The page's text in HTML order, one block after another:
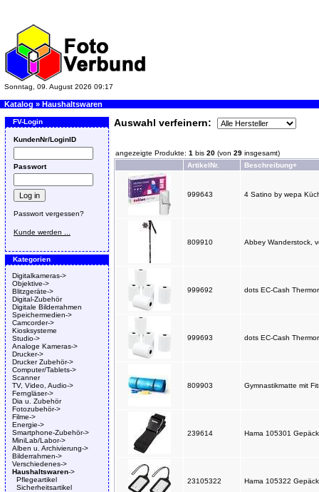
Sonntag, 09. August 2026 09:17
Katalog » Haushaltswaren
FV-Login
KundenNr/LoginID
Passwort
Passwort vergessen?
Kunde werden ...
Kategorien
Digitalkameras->
Objektive->
Blitzgeräte->
Digital-Zubehör
Digitale Bilderrahmen
Speichermedien->
Camcorder->
Kiosksysteme
Studio->
Analoge Kameras->
Drucker->
Drucker Zubehör->
Computer/Tablets->
Scanner
TV, Video, Audio->
Ferngläser->
Dia u. Zubehör
Fotozubehör->
Filme->
Energie->
Smartphone-Zubehör->
MiniLab/Labor->
Alben u. Archivierung->
Bilderrahmen->
Verschiedenes->
Haushaltswaren->
Pflegeartikel
Sicherheitsartikel
Auswahl verfeinern:
angezeigte Produkte: 1 bis 20 (von 29 insgesamt)
ArtikelNr.
Beschreibung+
999643 4 Satino by wepa
809910 Abbey Wanderstock,
999692 dots EC-Cash
999693 dots EC-Cash
809903 Gymnastikmatte mit
239614 Hama 105301
23105322 Hama 105322